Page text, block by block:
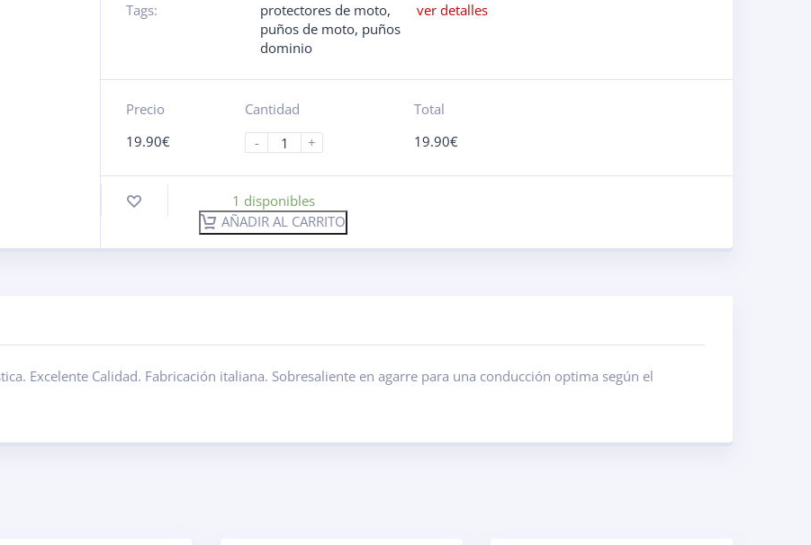
Tags:
protectores de moto,
puños de moto, puños
dominio
ver detalles
Precio
19.90€
Cantidad
-
+
Total
19.90€
1 disponibles
AÑADIR AL CARRITO
Excelente Calidad. Fabricación italiana. Sobresaliente en agarre para una conducción optima según el